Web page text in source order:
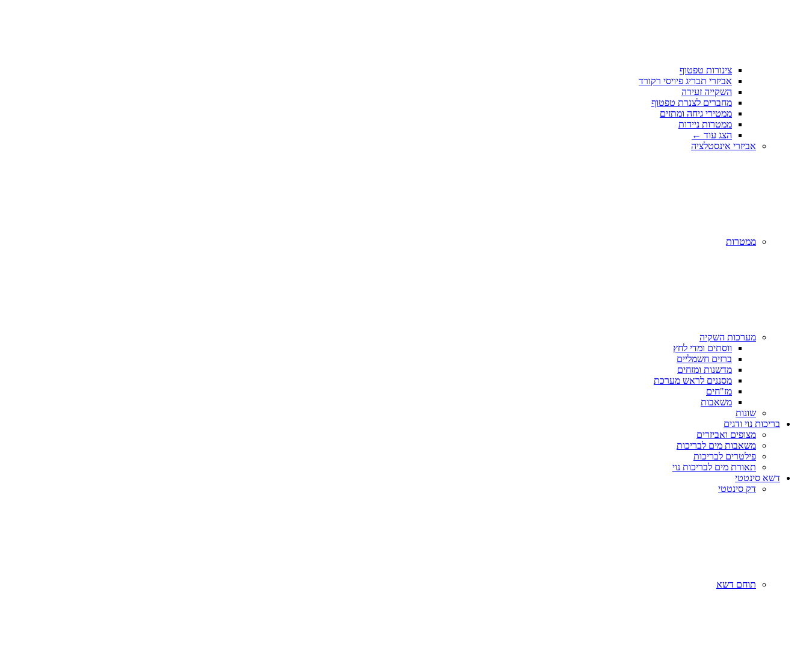
צינורות טפטוף
אביזרי תבריג פיויסי רקורד
השקייה זעירה
מחברים לצנרת טפטוף
ממטירי גיחה ומתזים
ממטרות ניידות
הצג עוד ←
אביזרי אינסטלציה
ממטרות
מערכות השקיה
ווסתים ומדי לחץ
ברזים חשמליים
מדשנות ומזחים
מסננים לראש מערכת
מז"חים
משאבות
שונות
בריכות נוי ודגים
מצופים ואביזרים
משאבות מים לבריכות
פילטרים לבריכות
תאורת מים לבריכות נוי
דשא סינטטי
דק סינטטי
תוחם דשא